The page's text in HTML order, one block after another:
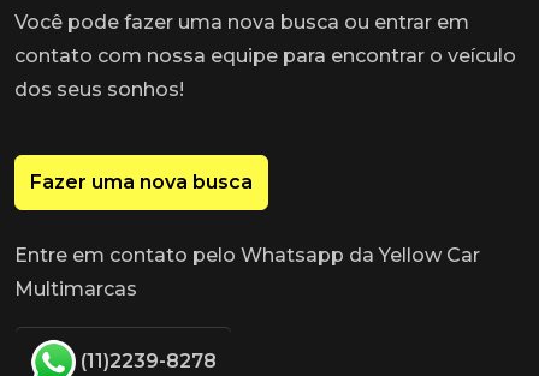
Você pode fazer uma nova busca ou entrar em
contato com nossa equipe para encontrar o veículo
dos seus sonhos!
Fazer uma nova busca
Entre em contato pelo Whatsapp da Yellow Car
Multimarcas
(11)2239-8278